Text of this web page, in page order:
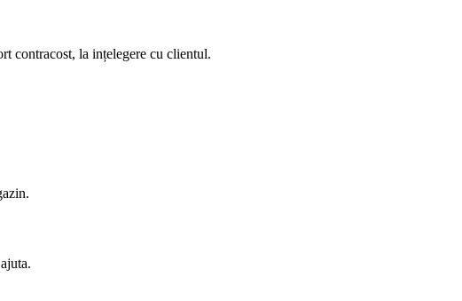
contracost, la ințelegere cu clientul.